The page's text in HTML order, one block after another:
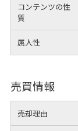
コンテンツの性
質
属人性
売買情報
売却理由